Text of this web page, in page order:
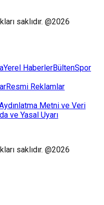
saklıdır. @2026
Yerel HaberlerBültenSpor
Resmi Reklamlar
Metni ve Veri
ve Yasal Uyarı
saklıdır. @2026